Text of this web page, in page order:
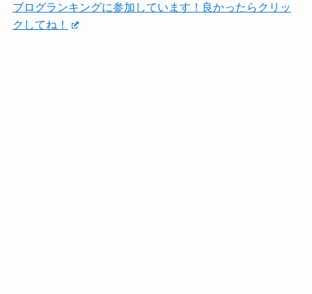
ブログランキングに参加しています！良かったらクリッ
クしてね！